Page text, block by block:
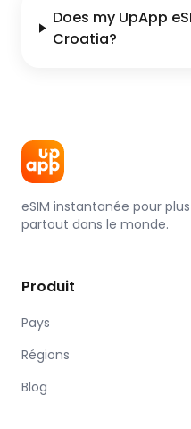
Does my UpApp
Croatia?
eSIM instantanée pour
partout dans le monde.
Produit
Pays
Régions
Blog